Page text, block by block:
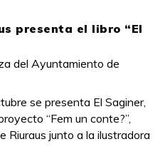
presenta el libro “El
del Ayuntamiento de
se presenta El Saginer,
“Fem un conte?”,
Riuraus junto a la ilustradora